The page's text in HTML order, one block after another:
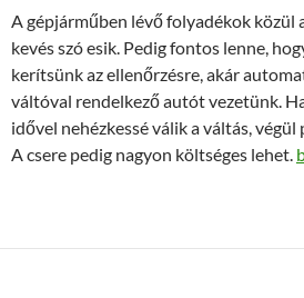
A gépjárműben lévő folyadékok közül
kevés szó esik. Pedig fontos lenne,
kerítsünk az ellenőrzésre, akár
váltóval rendelkező autót vezetünk.
idővel nehézkessé válik a váltás, végül
A csere pedig nagyon költséges lehet.